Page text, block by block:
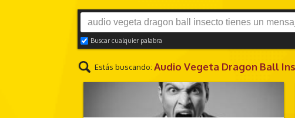
Buscar cualquier palabra
Estás buscando: Audio Vegeta Dragon Ball
CHORRADAS